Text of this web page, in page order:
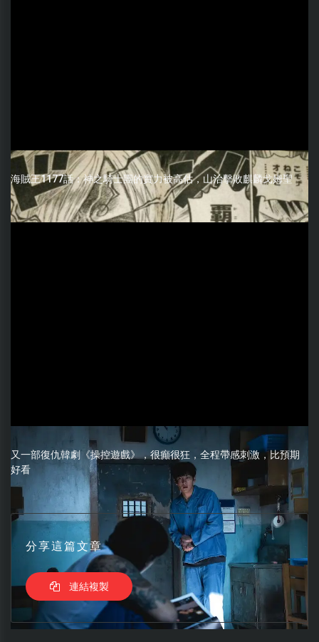
海賊王1177話：神之騎士團的實力被高估，山治擊敗麒麟戈姆聖
又一部復仇韓劇《操控遊戲》，很癲很狂，全程帶感刺激，比預期
好看
分享這篇文章
連結複製